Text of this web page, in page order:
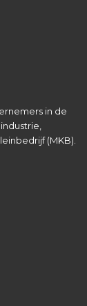
in de
(MKB).